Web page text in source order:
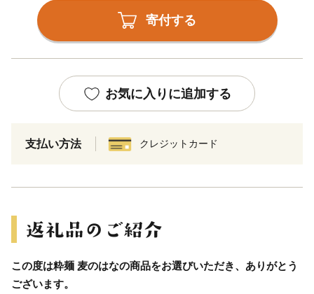
寄付する
お気に入りに追加する
支払い方法 クレジットカード
この度は粋麺 麦のはなの商品をお選びいただき、ありがとう
ございます。